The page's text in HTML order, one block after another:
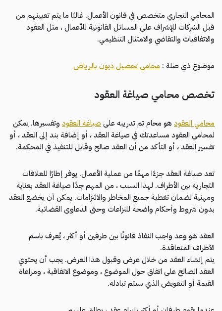
المحامي التجاري متخصص في قانون الأعمال. غالبًا ما يتم تعيينهم من
قبل الشركات للإشراف على المسائل القانونية للأعمال ، مثل العقود
والاتفاقيات والتقاضي والامتثال التنظيمي.
موضوع ذي صلة : محامي تحصيل ديون بالرياض
تخصص محامي صياغة العقود
محامي العقود هو محام تم تدريبه على صياغة العقود وتفسيرها. يمكن
لمحامي العقود مساعدتك في صياغة العقد ، أو إضافة بند إلى العقد ، أو
تفسير العقد ، أو التأكد من أن العقد صالح وقابل للتنفيذ في المحكمة.
تعد صياغة العقد جزءًا مهمًا من عملية الأعمال. يوفر إطارًا للعلاقات
التجارية بين الأطراف. لهذا السبب ، من المهم جدًا صياغة العقد بعناية
ومهنية لضمان تغطية جميع المخاطر والالتزامات. يمكن أن يخضع العقد
بدون شروط وأحكام واضحة للنزاعات وحتى الدعاوى القضائية.
العقد هو وعد واجب النفاذ قانونًا بين طرفين أو أكثر ، يُعرف باسم
الأطراف المتعاقدة.
يتم إنشاء العقد من خلال عرض وقبول هذا العرض. يجب أن يحتوي
العقد الصالح على اتفاق حول الموضوع ، وموضوع الاتفاقية ، ومراعاة
القيمة أو التعويض الذي سيتم تبادله.